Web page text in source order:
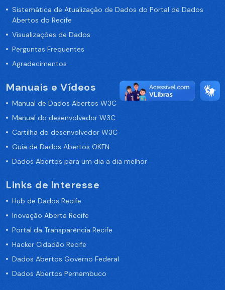
Sistemática de Atualização de Dados do Portal de Dados
Abertos do Recife
Visualizações de Dados
Perguntas Frequentes
Agradecimentos
Manuais e Vídeos
Manual de Dados Abertos W3C
Manual do desenvolvedor W3C
Cartilha do desenvolvedor W3C
Guia de Dados Abertos OKFN
Dados Abertos para um dia a dia melhor
Links de Interesse
Hub de Dados Recife
Inovação Aberta Recife
Portal da Transparência Recife
Hacker Cidadão Recife
Dados Abertos Governo Federal
Dados Abertos Pernambuco